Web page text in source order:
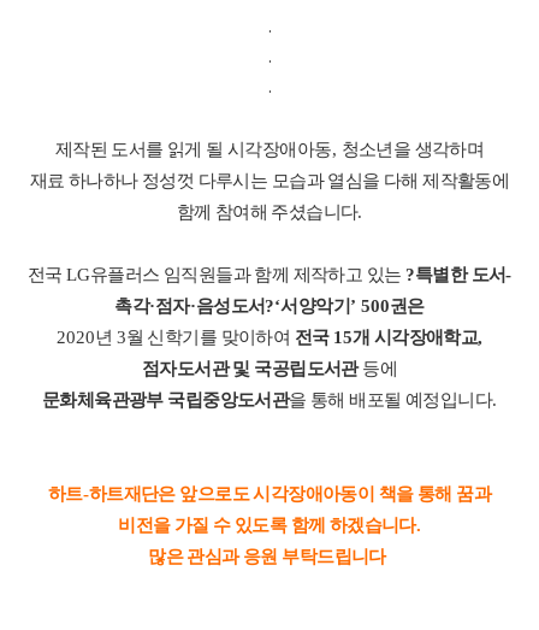
.
.
.
제작된 도서를 읽게 될 시각장애아동, 청소년을 생각하며
재료 하나하나 정성껏 다루시는 모습과 열심을 다해 제작활동에
함께 참여해 주셨습니다.
전국 LG유플러스 임직원들과 함께 제작하고 있는 ?특별한 도서-
촉각·점자·음성도서?‘서양악기 ’ 500권은
2020년 3월 신학기를 맞이하여 전국 15개 시각장애학교,
점자도서관 및 국공립도서관등에
문화체육관광부 국립중앙도서관을 통해 배포될 예정입니다.
하트-하트재단은 앞으로도 시각장애아동이 책을 통해 꿈과
비전을 가질 수 있도록 함께 하겠습니다.
많은 관심과 응원 부탁드립니다